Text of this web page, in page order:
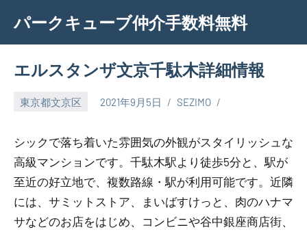
content
パークキューブ仲介手数料無料
エルスタンザ文京千駄木詳細情報
東京都文京区 2021年9月5日 SEZIMO
シックで落ち着いた雰囲気の外観がスタイリッシュな
高級マンションです。千駄木駅より徒歩5分と、駅が
至近の好立地で、複数路線・駅が利用可能です。近隣
には、サミットストア、まいばすけっと、肉のハナマ
サなどのお店をはじめ、コンビニや谷中銀座商店街、